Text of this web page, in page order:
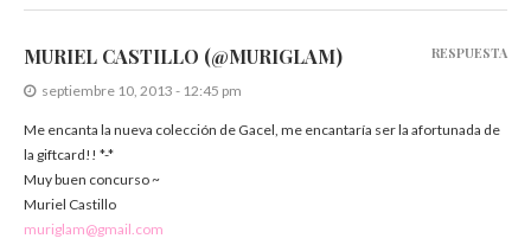
MURIEL CASTILLO (@MURIGLAM)
septiembre 10, 2013 - 12:45 pm
Me encanta la nueva colección de Gacel, me encantaría ser la afortunada de
la giftcard!! *-*
Muy buen concurso ~
Muriel Castillo
muriglam@gmail.com
RESPUESTA